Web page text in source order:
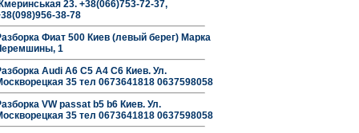
23. +38(066)753-72-37,
38-78
Фиат 500 Киев (левый берег) Марка
1
Audi A6 C5 A4 C6 Киев. Ул.
35 тел 0673641818 0637598058
VW passat b5 b6 Киев. Ул.
35 тел 0673641818 0637598058